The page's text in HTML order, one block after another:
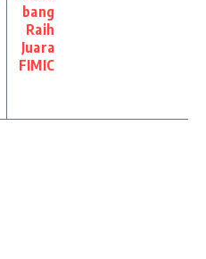
bang
Raih
Juara
FIMIC